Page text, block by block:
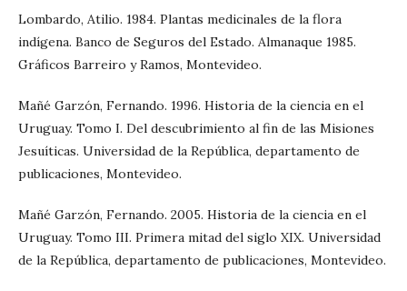
Lombardo, Atilio. 1984. Plantas medicinales de la flora
indígena. Banco de Seguros del Estado. Almanaque 1985.
Gráficos Barreiro y Ramos, Montevideo.
Mañé Garzón, Fernando. 1996. Historia de la ciencia en el
Uruguay. Tomo I. Del descubrimiento al fin de las Misiones
Jesuíticas. Universidad de la República, departamento de
publicaciones, Montevideo.
Mañé Garzón, Fernando. 2005. Historia de la ciencia en el
Uruguay. Tomo III. Primera mitad del siglo XIX. Universidad
de la República, departamento de publicaciones, Montevideo.